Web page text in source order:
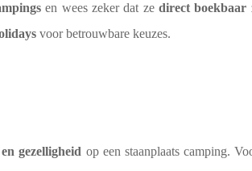
en wees zeker dat zedirect boekbaar
voor betrouwbare keuzes.
gezelligheid op een staanplaats camping.